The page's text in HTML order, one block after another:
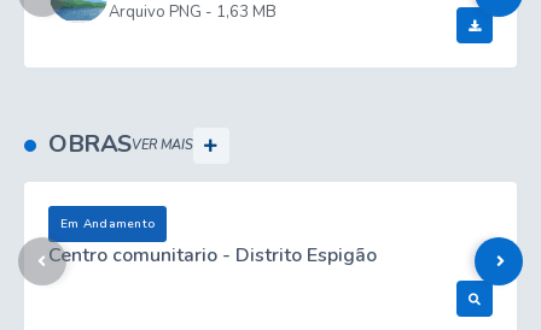
PNG 1,63 MB
OBRASVER MAIS
Em Andamento
Centro comunitario - Distrito Espigão
Ver Obra